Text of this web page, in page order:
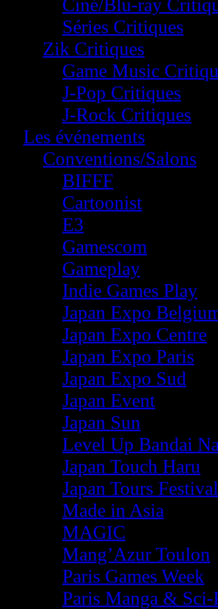
Ciné/Blu-ray
Séries Critiques
Zik Critiques
Game Music
J-Pop Critiques
J-Rock Critiques
Les événements
Conventions/Salons
BIFFF
Cartoonist
E3
Gamescom
Gameplay
Indie Games Play
Japan Expo
Japan Expo Centre
Japan Expo Paris
Japan Expo Sud
Japan Event
Japan Sun
Level Up Bandai
Japan Touch Haru
Japan Tours Festival
Made in Asia
MAGIC
Mang’Azur Toulon
Paris Games Week
Paris Manga &